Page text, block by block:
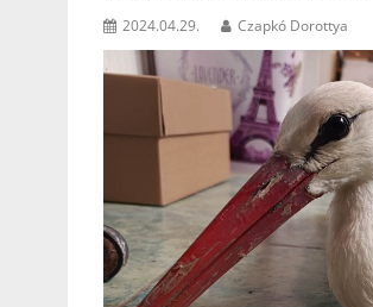
2024.04.29. Czapkó Dorottya